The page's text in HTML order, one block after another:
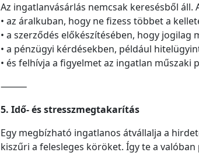
Az ingatlanvásárlás nemcsak keresésből áll.
• az áralkuban, hogy ne fizess többet a
• a szerződés előkészítésében, hogy jogilag
• a pénzügyi kérdésekben, például
• és felhívja a figyelmet az ingatlan műszaki
⸻
5. Idő- és stresszmegtakarítás
Egy megbízható ingatlanos átvállalja a
kiszűri a felesleges köröket. Így te a